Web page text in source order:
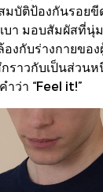
บัติป้องกันรอยขี
บา มอบสัมผัสที่นุ่
กับร่างกายของ
ราวกับเป็นส่วน
ว่า “Feel it!”